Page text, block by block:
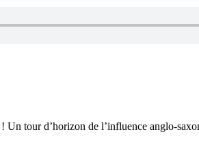
Un tour d’horizon de l’influence anglo-